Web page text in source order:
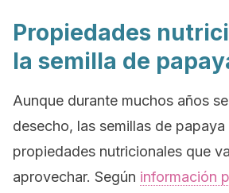
Propiedades
la semilla de
Aunque durante muchos años
desecho, las semillas de papaya
propiedades nutricionales que
aprovechar. Según información